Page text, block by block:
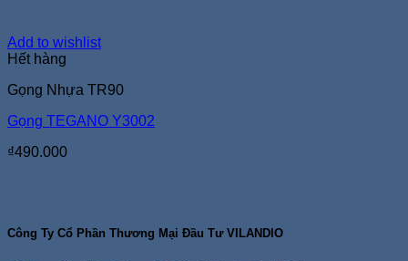
Add to wishlist
Hết hàng
Gọng Nhựa TR90
Gọng TEGANO Y3002
₫490.000
Công Ty Cổ Phần Thương Mại Đầu Tư VILANDIO